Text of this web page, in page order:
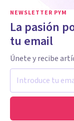
NEWSLETTER PYM
La pasión
tu email
Únete y recibe